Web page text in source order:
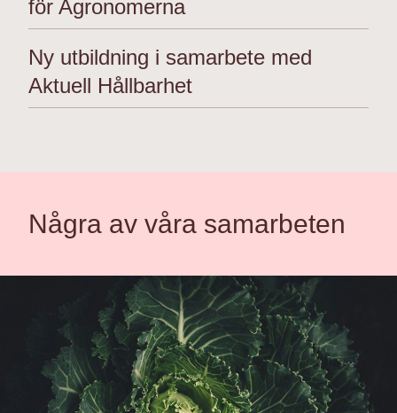
för Agronomerna
Ny utbildning i samarbete med
Aktuell Hållbarhet
Några av våra samarbeten